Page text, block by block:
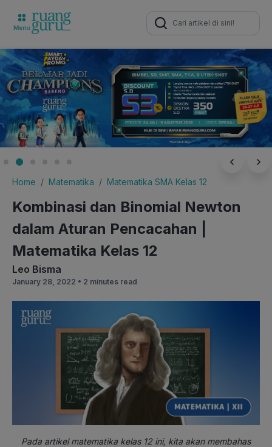
Search
for:
Home Matematika Matematika SMA Kelas 12
Kombinasi dan Binomial Newton
dalam Aturan Pencacahan |
Matematika Kelas 12
Leo Bisma
January 28, 2022 • 2 minutes read
Pada artikel matematika kelas 12 ini, kita akan membahas